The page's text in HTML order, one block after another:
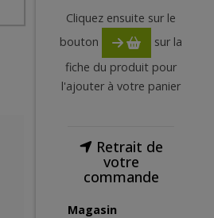
Cliquez ensuite sur le
bouton
sur la
fiche du produit pour
l'ajouter à votre panier
Retrait de
votre
commande
Magasin